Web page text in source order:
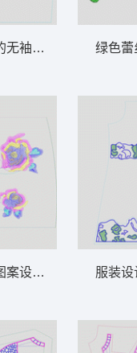
无袖上衣设计图 条码
设计图 花朵
绿色蕾
服装设